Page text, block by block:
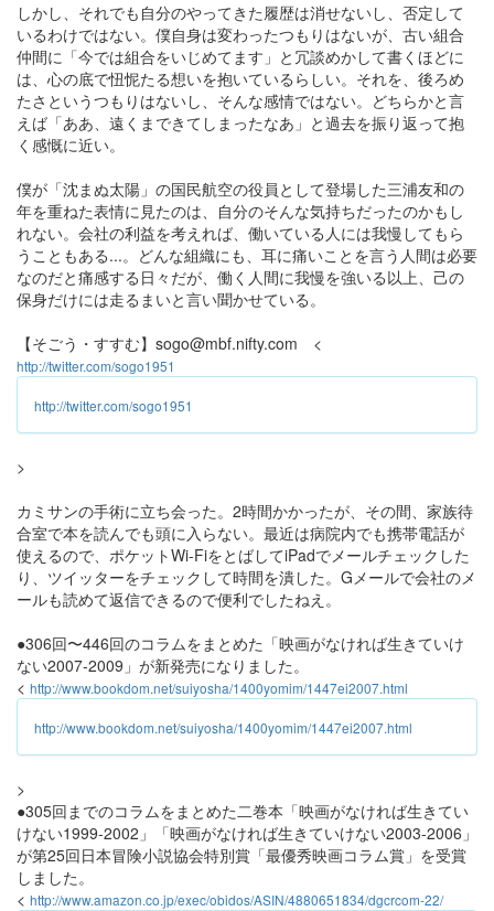
しかし、それでも自分のやってきた履歴は消せないし、否定して
いるわけではない。僕自身は変わったつもりはないが、古い組合
仲間に「今では組合をいじめてます」と冗談めかして書くほどに
は、心の底で忸怩たる想いを抱いているらしい。それを、後ろめ
たさというつもりはないし、そんな感情ではない。どちらかと言
えば「ああ、遠くまできてしまったなあ」と過去を振り返って抱
く感慨に近い。
僕が「沈まぬ太陽」の国民航空の役員として登場した三浦友和の
年を重ねた表情に見たのは、自分のそんな気持ちだったのかもし
れない。会社の利益を考えれば、働いている人には我慢してもら
うこともある...。どんな組織にも、耳に痛いことを言う人間は必要
なのだと痛感する日々だが、働く人間に我慢を強いる以上、己の
保身だけには走るまいと言い聞かせている。
【そごう・すすむ】sogo@mbf.nifty.com <
http://twitter.com/sogo1951
http://twitter.com/sogo1951
>
カミサンの手術に立ち会った。2時間かかったが、その間、家族待
合室で本を読んでも頭に入らない。最近は病院内でも携帯電話が
使えるので、ポケットWi-FiをとばしてiPadでメールチェックした
り、ツイッターをチェックして時間を潰した。Gメールで会社のメ
ールも読めて返信できるので便利でしたねえ。
●306回〜446回のコラムをまとめた「映画がなければ生きていけ
ない2007-2009」が新発売になりました。
< http://www.bookdom.net/suiyosha/1400yomim/1447ei2007.html
http://www.bookdom.net/suiyosha/1400yomim/1447ei2007.html
>
●305回までのコラムをまとめた二巻本「映画がなければ生きてい
けない1999-2002」「映画がなければ生きていけない2003-2006」
が第25回日本冒険小説協会特別賞「最優秀映画コラム賞」を受賞
しました。
< http://www.amazon.co.jp/exec/obidos/ASIN/4880651834/dgcrcom-22/